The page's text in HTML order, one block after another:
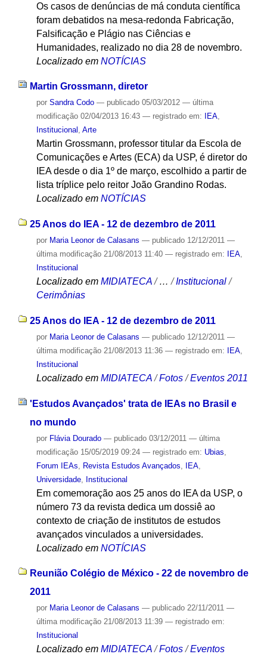
Os casos de denúncias de má conduta científica
foram debatidos na mesa-redonda Fabricação,
Falsificação e Plágio nas Ciências e
Humanidades, realizado no dia 28 de novembro.
Localizado em NOTÍCIAS
Martin Grossmann, diretor
por Sandra Codo — publicado05/03/2012 — última
modificação02/04/2013 16:43 — registrado em: IEA,
Institucional , Arte
Martin Grossmann, professor titular da Escola de
Comunicações e Artes (ECA) da USP, é diretor do
IEA desde o dia 1º de março, escolhido a partir de
lista tríplice pelo reitor João Grandino Rodas.
Localizado em NOTÍCIAS
25 Anos do IEA - 12 de dezembro de 2011
por Maria Leonor de Calasans — publicado12/12/2011 —
última modificação21/08/2013 11:40 — registrado em: IEA,
Institucional
Localizado em MIDIATECA /…/Institucional /
Cerimônias
25 Anos do IEA - 12 de dezembro de 2011
por Maria Leonor de Calasans — publicado12/12/2011 —
última modificação21/08/2013 11:36 — registrado em: IEA,
Institucional
Localizado em MIDIATECA /Fotos /Eventos 2011
'Estudos Avançados' trata de IEAs no Brasil e
no mundo
por Flávia Dourado — publicado03/12/2011 — última
modificação15/05/2019 09:24 — registrado em: Ubias
Forum IEAs
Revista Estudos Avançados IEA,
Universidade, Institucional
Em comemoração aos 25 anos do IEA da USP, o
número 73 da revista dedica um dossiê ao
contexto de criação de institutos de estudos
avançados vinculados a universidades.
Localizado em NOTÍCIAS
Reunião Colégio de México - 22 de novembro de
2011
por Maria Leonor de Calasans — publicado22/11/2011 —
última modificação21/08/2013 11:39 — registrado em:
Institucional
Localizado em MIDIATECA /Fotos /Eventos